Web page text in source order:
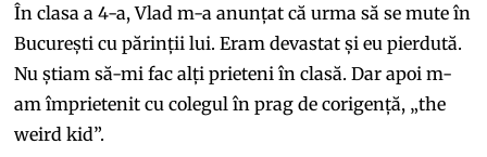
În clasa a 4-a, Vlad m-a anunțat că urma să se mute în
București cu părinții lui. Eram devastat și eu pierdută.
Nu știam să-mi fac alți prieteni în clasă. Dar apoi m-
am împrietenit cu colegul în prag de corigență, „the
weird kid”.